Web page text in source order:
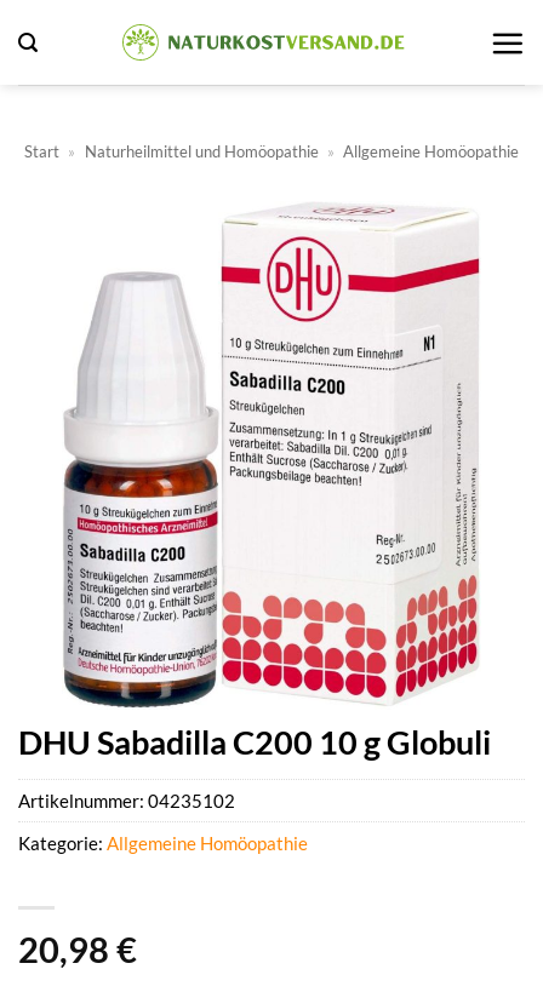
Inhalt
springen
Start » Naturheilmittel und Homöopathie » Allgemeine Homöopathie
DHU Sabadilla C200 10 g Globuli
20,98 €
Artikelnummer: 04235102
Kategorie: Allgemeine Homöopathie